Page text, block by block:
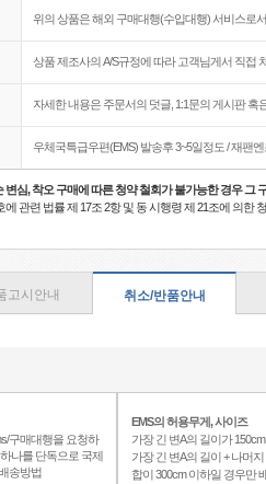
위의 상품은 해외 구매대행(수입대행) 서비스로
상품 제조사의 A/S규정에 따라 고객님게서 직접
자세한 내용은 주문서의 덧글, 1:1문의 게시판 혹
우체국특급우편(EMS) 발송후 3~5일정도 / 재팬
심, 착오 구매에 따른 청약 철회가 불가능한 경우 그
관련 법률 제 17조 2항 및 동 시행령 제 21조에 의
고시안내 취소/반품안내
구매대행을 요청하
나를 단독으로 국제
송방법
EMS의 허용무게, 사이즈
가장 긴 변A의 길이가
가장 긴 변A의 길이 + 나머
합이 300cm 이하일 경우만